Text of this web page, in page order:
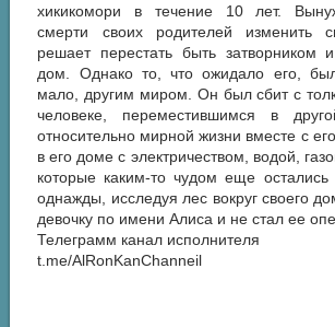
хикикомори в течение 10 лет.
смерти своих родителей изменить
решает перестать быть затворником
дом. Однако то, что ожидало его,
мало, другим миром. Он был сбит с
человеке, переместившимся в
относительно мирной жизни вместе с
в его доме с электричеством, водой,
которые каким-то чудом еще
однажды, исследуя лес вокруг своего
девочку по имени Алиса и не стал ее
Телеграмм канал исполнителя
t.me/AlRonKanChanneil